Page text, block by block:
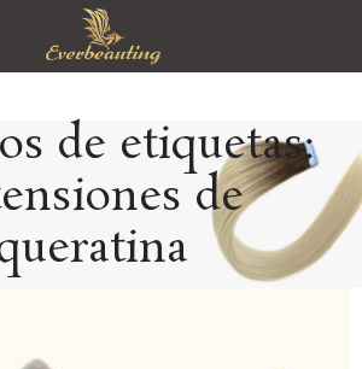
de etiquetas:
de